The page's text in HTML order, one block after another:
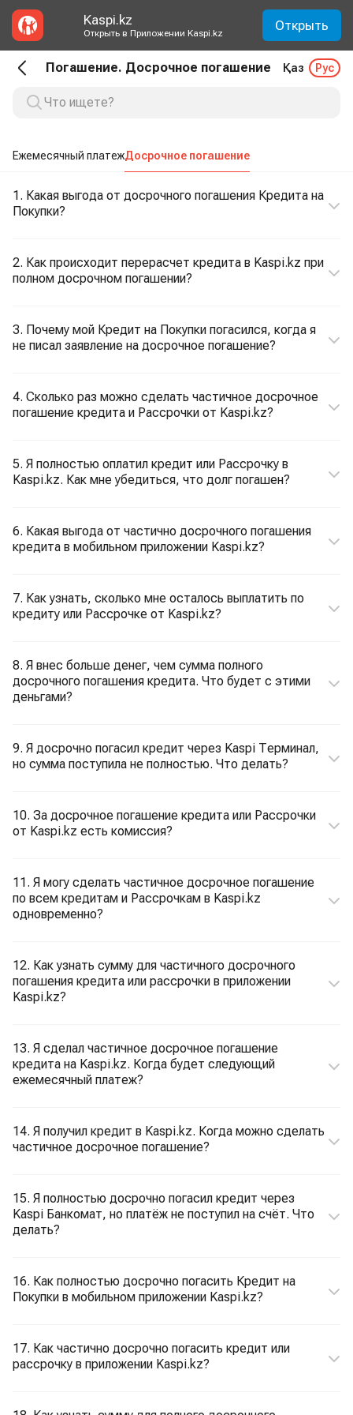
Kaspi.kz
Открыть в Приложении Kaspi.kz Открыть
Погашение. Досрочное погашение Қаз Рус
Ежемесячный платежДосрочное погашение
1. Какая выгода от досрочного погашения Кредита на
Покупки?
2. Как происходит перерасчет кредита в Kaspi.kz при
полном досрочном погашении?
3. Почему мой Кредит на Покупки погасился, когда я
не писал заявление на досрочное погашение?
4. Сколько раз можно сделать частичное досрочное
погашение кредита и Рассрочки от Kaspi.kz?
5. Я полностью оплатил кредит или Рассрочку в
Kaspi.kz. Как мне убедиться, что долг погашен?
6. Какая выгода от частично досрочного погашения
кредита в мобильном приложении Kaspi.kz?
7. Как узнать, сколько мне осталось выплатить по
кредиту или Рассрочке от Kaspi.kz?
8. Я внес больше денег, чем сумма полного
досрочного погашения кредита. Что будет с этими
деньгами?
9. Я досрочно погасил кредит через Kaspi Терминал,
но сумма поступила не полностью. Что делать?
10. За досрочное погашение кредита или Рассрочки
от Kaspi.kz есть комиссия?
11. Я могу сделать частичное досрочное погашение
по всем кредитам и Рассрочкам в Kaspi.kz
одновременно?
12. Как узнать сумму для частичного досрочного
погашения кредита или рассрочки в приложении
Kaspi.kz?
13. Я сделал частичное досрочное погашение
кредита на Kaspi.kz. Когда будет следующий
ежемесячный платеж?
14. Я получил кредит в Kaspi.kz. Когда можно сделать
частичное досрочное погашение?
15. Я полностью досрочно погасил кредит через
Kaspi Банкомат, но платёж не поступил на счёт. Что
делать?
16. Как полностью досрочно погасить Кредит на
Покупки в мобильном приложении Kaspi.kz?
17. Как частично досрочно погасить кредит или
рассрочку в приложении Kaspi.kz?